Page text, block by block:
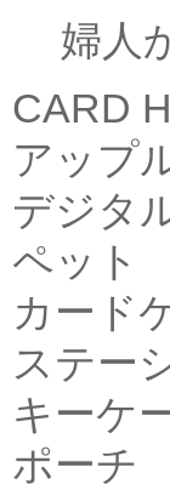
婦人
CARD
アップ
デジタ
ペット
カード
ステー
キーケ
ポーチ